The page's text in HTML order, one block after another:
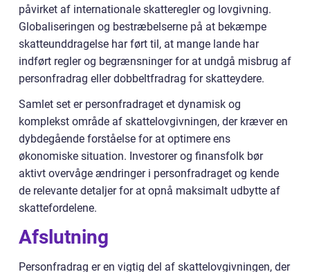
påvirket af internationale skatteregler og lovgivning.
Globaliseringen og bestræbelserne på at bekæmpe
skatteunddragelse har ført til, at mange lande har
indført regler og begrænsninger for at undgå misbrug af
personfradrag eller dobbeltfradrag for skatteydere.
Samlet set er personfradraget et dynamisk og
komplekst område af skattelovgivningen, der kræver en
dybdegående forståelse for at optimere ens
økonomiske situation. Investorer og finansfolk bør
aktivt overvåge ændringer i personfradraget og kende
de relevante detaljer for at opnå maksimalt udbytte af
skattefordelene.
Afslutning
Personfradrag er en vigtig del af skattelovgivningen, der